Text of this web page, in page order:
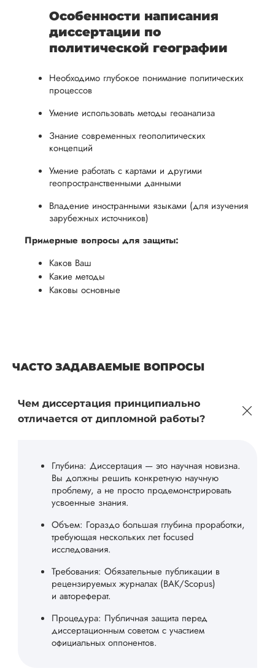
Особенности написания
диссертации по
политической географии
Необходимо глубокое понимание политических
процессов
Умение использовать методы геоанализа
Знание современных геополитических
концепций
Умение работать с картами и другими
геопространственными данными
Владение иностранными языками (для изучения
зарубежных источников)
Примерные вопросы для защиты:
Каков Ваш
Какие методы
Каковы основные
ЧАСТО ЗАДАВАЕМЫЕ ВОПРОСЫ
Чем диссертация принципиально
отличается от дипломной работы?
Глубина: Диссертация — это научная новизна.
Вы должны решить конкретную научную
проблему, а не просто продемонстрировать
усвоенные знания.
Объем: Гораздо большая глубина проработки,
требующая нескольких лет focused
исследования.
Требования: Обязательные публикации в
рецензируемых журналах (ВАК/Scopus)
и автореферат.
Процедура: Публичная защита перед
диссертационным советом с участием
официальных оппонентов.